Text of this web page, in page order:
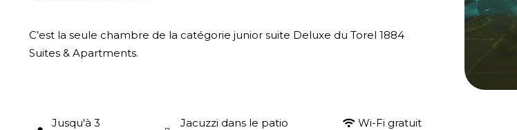
C’est la seule chambre de la catégorie junior suite Deluxe du Torel 1884
Suites & Apartments.
Jusqu'à 3
Jacuzzi dans le patio
Wi-Fi gratuit